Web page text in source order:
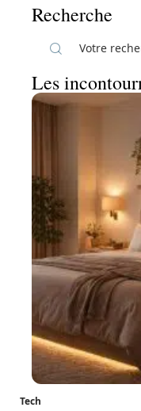
Recherche
Les
Tech